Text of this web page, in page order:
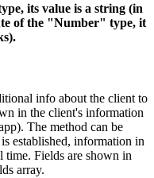
its value is a string (in
of the "Number" type, it
info about the client to
in the client's information
The method can be
established, information in
time. Fields are shown in
array.